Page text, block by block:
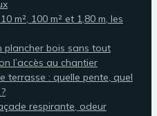
m², 100 m² et 1,80 m, les
plancher bois sans tout
l’accès au chantier
terrasse : quelle pente, quel
respirante, odeur